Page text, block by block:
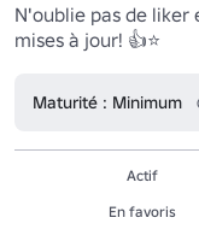
N'oublie pas de
mises à jour! 👍⭐
Maturité : Minimum
Actif
En favoris